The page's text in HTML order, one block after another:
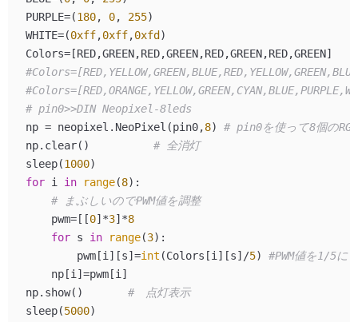
PURPLE=(180, 0, 255)
WHITE=(0xff,0xff,0xfd )
# pin0>>DIN Neopixel-8leds
np = neopixel.NeoPixel(pin0,8) # pin0を使って8個の
np.clear() # 全消灯
sleep(1000
for i in range(8):
# まぶしいのでPWM値を調整
    pwm=[[
0]*3]*8
for s in range(3):
        pwm[i][s]=
int (Colors[i][s]/5) #PWM値を1/5に
    np[i]=pwm[i]
np.show() #　点灯表示
sleep(5000)